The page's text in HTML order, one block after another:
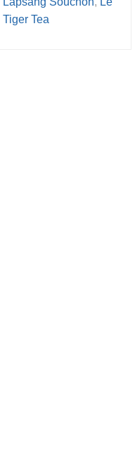
Tiger Tea